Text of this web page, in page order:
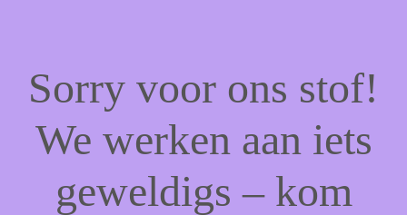
Sorry voor ons stof!
We werken aan iets
geweldigs – kom